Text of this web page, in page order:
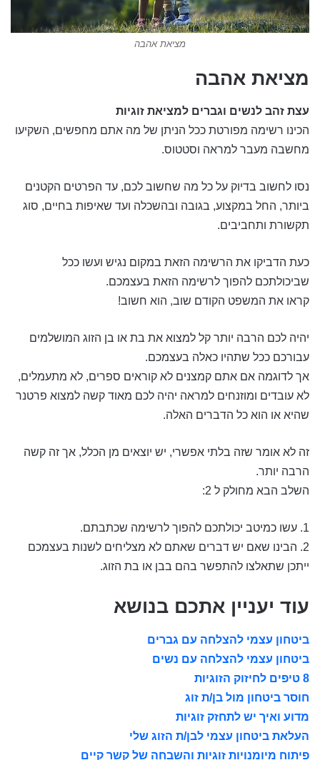
מציאת אהבה
מציאת אהבה
עצת זהב לנשים וגברים למציאת זוגיות
הכינו רשימה מפורטת ככל הניתן של מה אתם מחפשים, השקיעו
מחשבה מעבר למראה וסטטוס.
נסו לחשוב בדיוק על כל מה שחשוב לכם, עד הפרטים הקטנים
ביותר, החל במקצוע, בגובה ובהשכלה ועד שאיפות בחיים, סוג
תקשורת ותחביבים.
כעת הדביקו את הרשימה הזאת במקום נגיש ועשו ככל
שביכולתכם להפוך לרשימה הזאת בעצמכם.
קראו את המשפט הקודם שוב, הוא חשוב!
יהיה לכם הרבה יותר קל למצוא את בת או בן הזוג המושלמים
עבורכם ככל שתהיו כאלה בעצמכם.
אך לדוגמה אם אתם קמצנים לא קוראים ספרים, לא מתעמלים,
לא עובדים ומוזנחים למראה יהיה לכם מאוד קשה למצוא פרטנר
שהיא או הוא כל הדברים האלה.
זה לא אומר שזה בלתי אפשרי, יש יוצאים מן הכלל, אך זה קשה
הרבה יותר.
השלב הבא מחולק ל 2:
1. עשו כמיטב יכולתכם להפוך לרשימה שכתבתם.
2. הבינו שאם יש דברים שאתם לא מצליחים לשנות בעצמכם
ייתכן שתאלצו להתפשר בהם בבן או בת הזוג.
עוד יעניין אתכם בנושא
ביטחון עצמי להצלחה עם גברים
ביטחון עצמי להצלחה עם נשים
8 טיפים לחיזוק הזוגיות
חוסר ביטחון מול בן/ת זוג
מדוע ואיך יש לתחזק זוגיות
העלאת ביטחון עצמי לבן/ת הזוג שלי
פיתוח מיומנויות זוגיות והשבחה של קשר קיים